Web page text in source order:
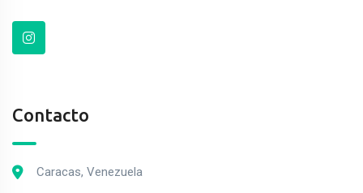
Contacto
Caracas, Venezuela